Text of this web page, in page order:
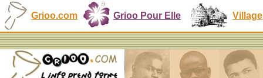
Grioo.com Grioo Pour Elle Village